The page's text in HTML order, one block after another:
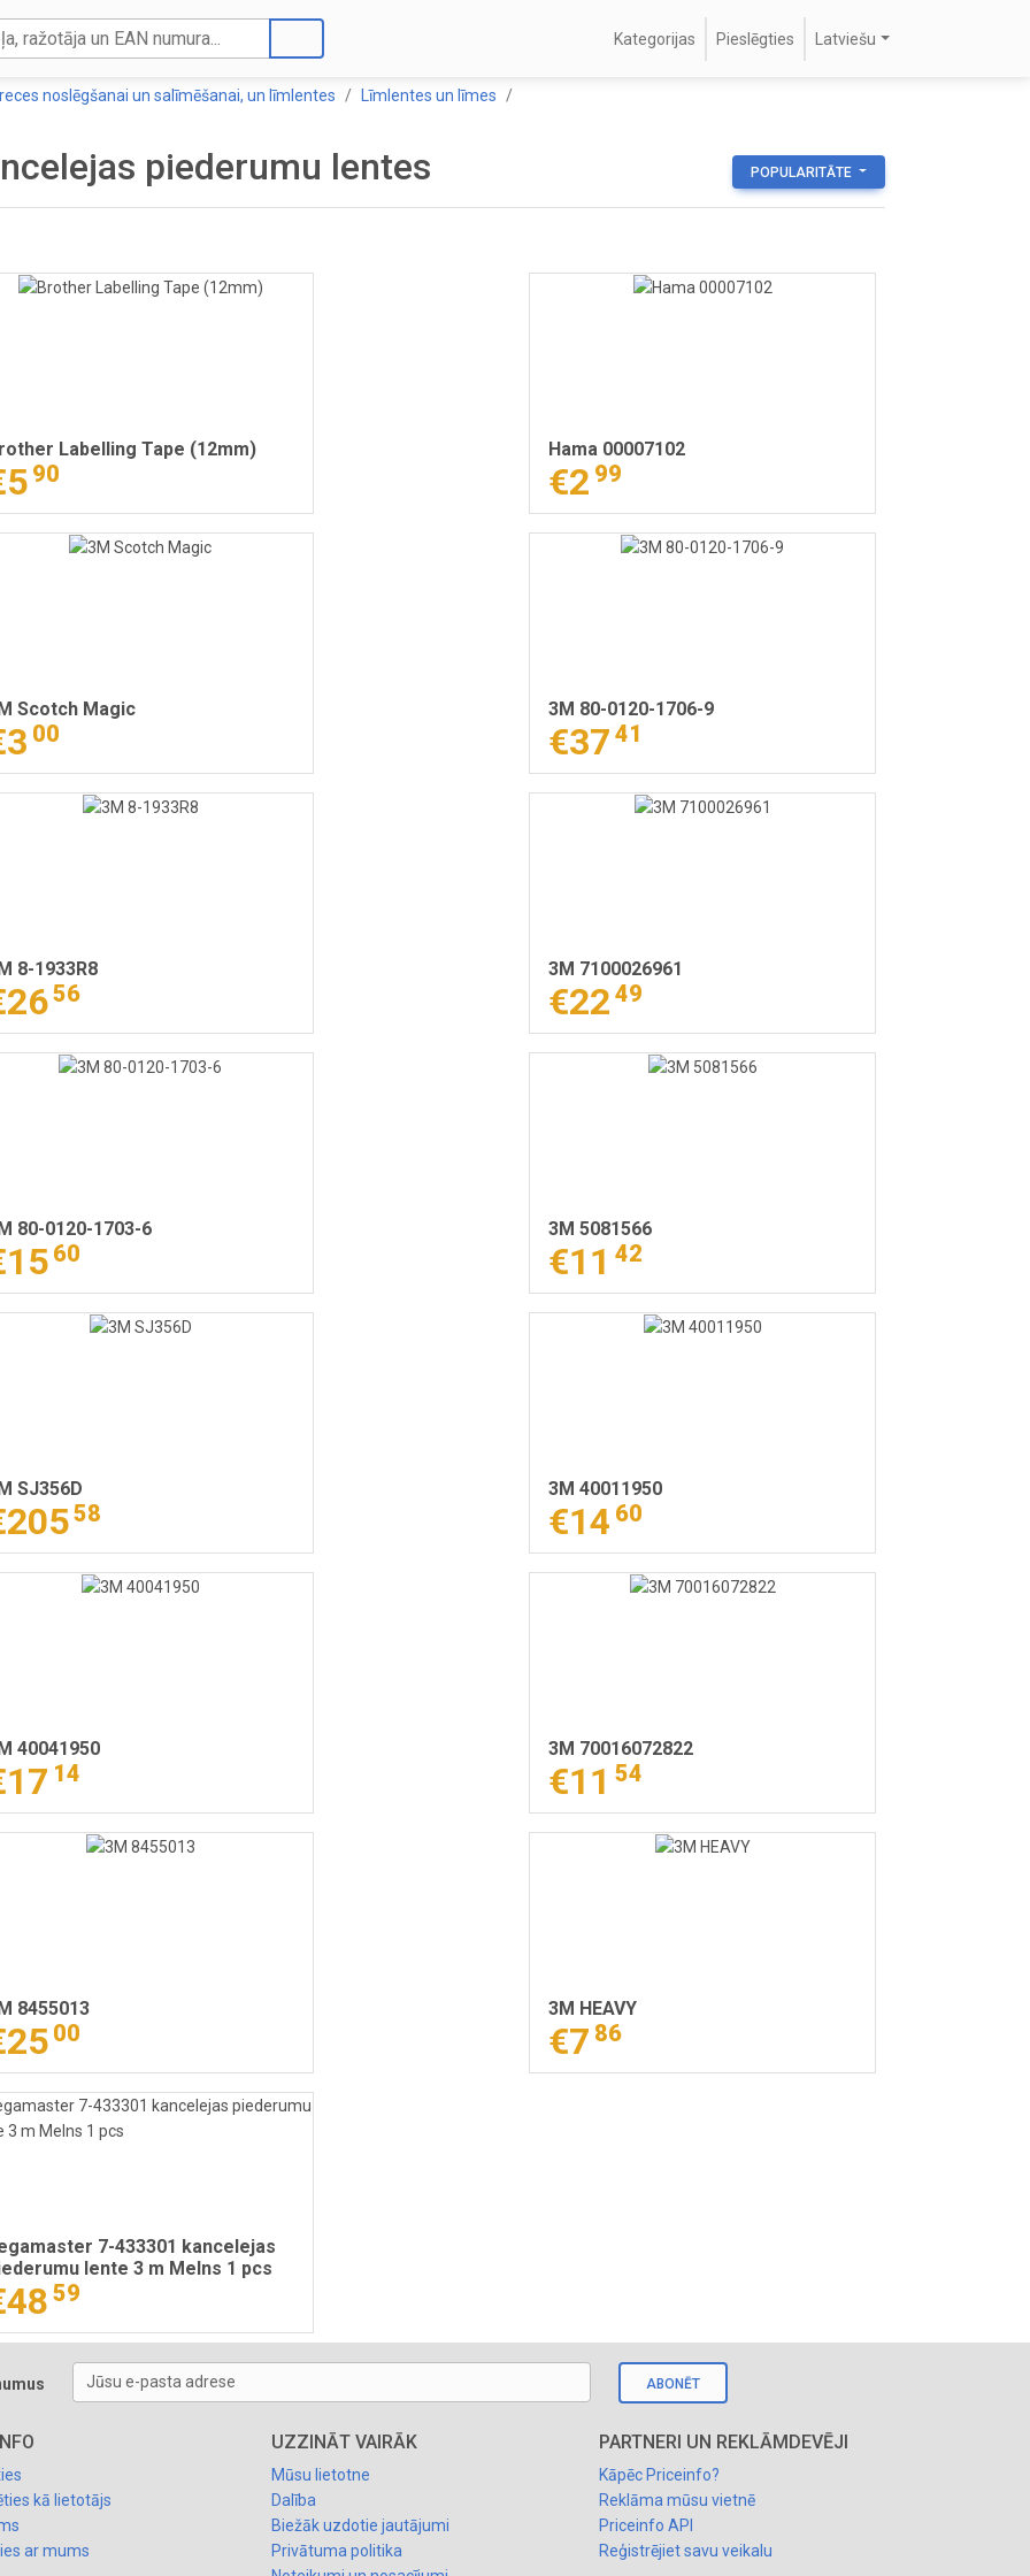
Kategorijas Pieslēgties Latviešu
noslēgšanai un salīmēšanai, un līmlentes Līmlentes un līmes
piederumu lentes POPULARITĀTE
Labelling Tape (12mm)
90
Hama 00007102
€2 99
Scotch Magic
00
3M 80-0120-1706-9
€37 41
8-1933R8
56
3M 7100026961
€22 49
80-0120-1703-6
60
3M 5081566
€11 42
SJ356D
58
3M 40011950
€14 60
40041950
14
3M 70016072822
€11 54
8455013
00
3M HEAVY
€7 86
7-433301 kancelejas
lente 3 m Melns 1 pcs
59
Jūsu e-pasta adrese ABONĒT
kā lietotājs
ar mums
UZZINĀT VAIRĀK
Mūsu lietotne
Dalība
Biežāk uzdotie jautājumi
Privātuma politika
PARTNERI UN REKLĀMDEVĒJI
Kāpēc Priceinfo?
Reklāma mūsu vietnē
Priceinfo API
Reģistrējiet savu veikalu